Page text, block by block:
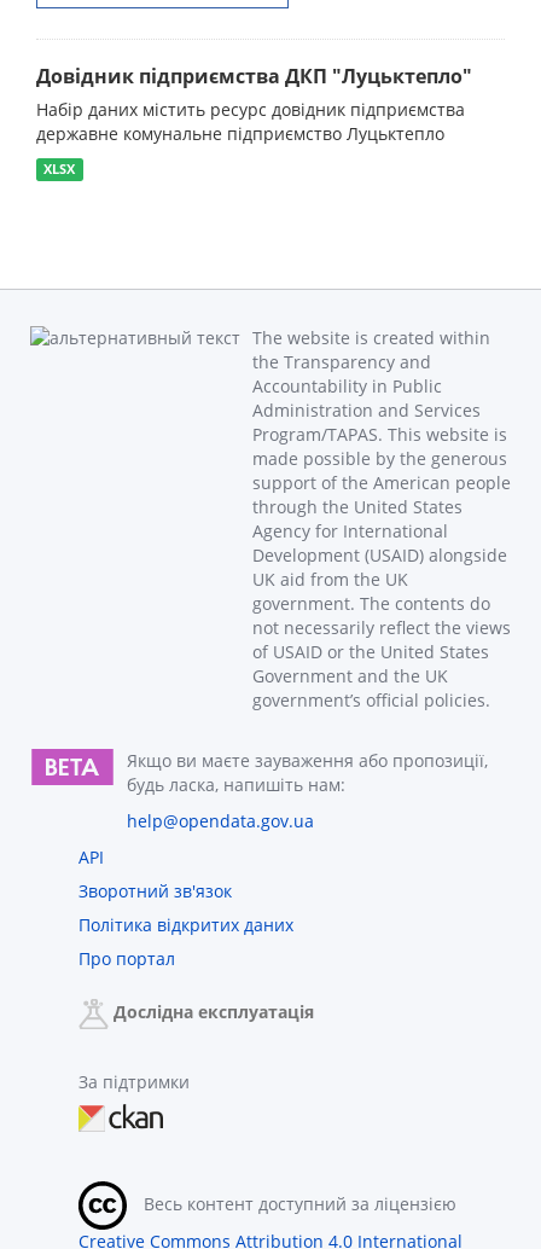
Довідник підприємства ДКП "Луцьктепло"
Набір даних містить ресурс довідник підприємства
державне комунальне підприємство Луцьктепло
XLSX
The website is created within
the Transparency and
Accountability in Public
Administration and Services
Program/TAPAS. This website is
made possible by the generous
support of the American people
through the United States
Agency for International
Development (USAID) alongside
UK aid from the UK
government. The contents do
not necessarily reflect the views
of USAID or the United States
Government and the UK
government’s official policies.
Якщо ви маєте зауваження або пропозиції,
будь ласка, напишіть нам:
help@opendata.gov.ua
API
Зворотний зв'язок
Політика відкритих даних
Про портал
Дослідна експлуатація
За підтримки
Весь контент доступний за ліцензією
Creative Commons Attribution 4.0 International